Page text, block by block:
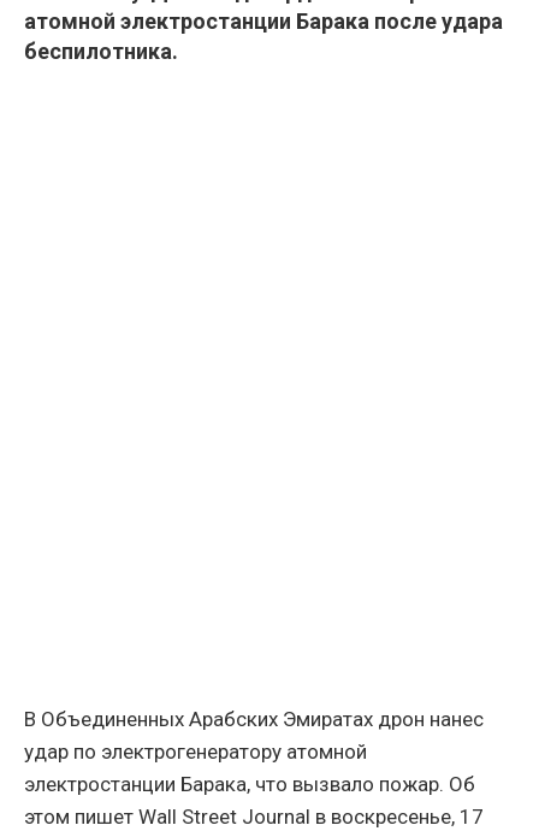
атомной электростанции Барака после удара
беспилотника.
В Объединенных Арабских Эмиратах дрон нанес
удар по электрогенератору атомной
электростанции Барака, что вызвало пожар. Об
этом пишет Wall Street Journal в воскресенье, 17